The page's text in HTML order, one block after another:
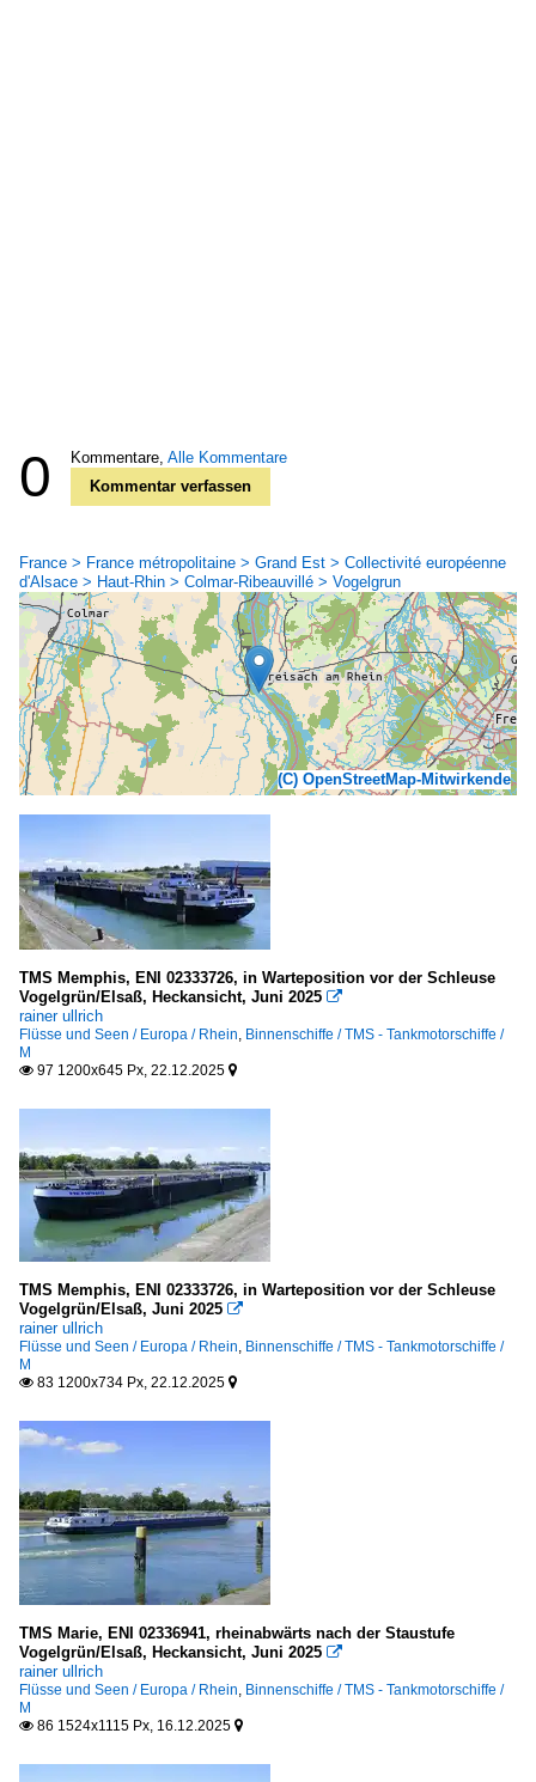
0 Kommentare, Alle Kommentare
Kommentar verfassen
France > France métropolitaine > Grand Est > Collectivité européenne
d'Alsace > Haut-Rhin > Colmar-Ribeauvillé > Vogelgrun
(C) OpenStreetMap-Mitwirkende
TMS Memphis, ENI 02333726, in Warteposition vor der Schleuse
Vogelgrün/Elsaß, Heckansicht, Juni 2025 
rainer ullrich
Flüsse und Seen / Europa / Rhein Binnenschiffe / TMS - Tankmotorschiffe /
M
 97 1200x645 Px, 22.12.2025 
TMS Memphis, ENI 02333726, in Warteposition vor der Schleuse
Vogelgrün/Elsaß, Juni 2025 
rainer ullrich
Flüsse und Seen / Europa / Rhein Binnenschiffe / TMS - Tankmotorschiffe /
M
 83 1200x734 Px, 22.12.2025 
TMS Marie, ENI 02336941, rheinabwärts nach der Staustufe
Vogelgrün/Elsaß, Heckansicht, Juni 2025 
rainer ullrich
Flüsse und Seen / Europa / Rhein Binnenschiffe / TMS - Tankmotorschiffe /
M
 86 1524x1115 Px, 16.12.2025 